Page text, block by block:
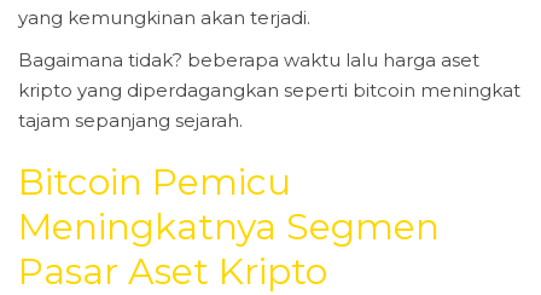
yang kemungkinan akan terjadi.
Bagaimana tidak? beberapa waktu lalu harga aset
kripto yang diperdagangkan seperti bitcoin meningkat
tajam sepanjang sejarah.
Bitcoin Pemicu
Meningkatnya Segmen
Pasar Aset Kripto